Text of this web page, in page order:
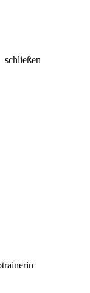
schließen